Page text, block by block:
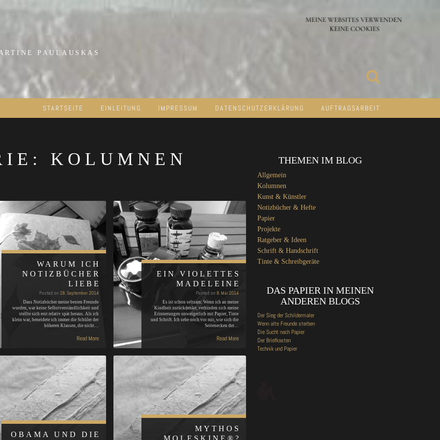
PAULAUSKAS
STARTSEITE EINLEITUNG IMPRESSUM DATENSCHUTZERKLÄRUNG AUFTRAGSARBEIT
KOLUMNEN
WARUM ICH
NOTIZBÜCHER
LIEBE
Posted on28. September 2014
Dass Notizbücher meine besten Freunde
wurden, war keine Selbstverständlichkeit und
stellte sich erst relativ spät heraus. Als ich
klein war, beneidete ich immer die Schüler der
höheren Klassen, die nicht…
Read More
EIN VIOLETTES
MADELEINE
Posted on8. Mai 2014
Es ist schon seltsam: Wenn ich an meine
Kindheit zurückdenke, verbinden sich meine
Erinnerungen unweigerlich mit Papier, Tinte
und Schrift. Ich sehe noch vor mir, wie sich die
Seitenecken der…
Read More
OBAMA UND DIE
MYTHOS
MOLESKINE®?
THEMEN IM BLOG
Allgemein
Kolumnen
Kunst & Künstler
Notizbücher & Hefte
Papier
Projekte
Ratgeber & Ideen
Schrift & Handschrift
Tinte & Schreibgeräte
DAS PAPIER IN MEINEN
ANDEREN BLOGS
Der Sieg der Schildermaler
Wenn alte Freunde sterben
Die Sucht nach Papier
Der Briefkasten
Technik und Papier